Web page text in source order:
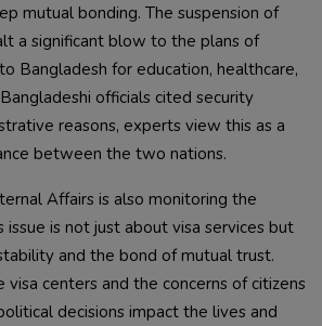
mutual bonding. The suspension of
a significant blow to the plans of
Bangladesh for education, healthcare,
officials cited security
reasons, experts view this as a
between the two nations.
Affairs is also monitoring the
issue is not just about visa services but
and the bond of mutual trust.
visa centers and the concerns of citizens
decisions impact the lives and